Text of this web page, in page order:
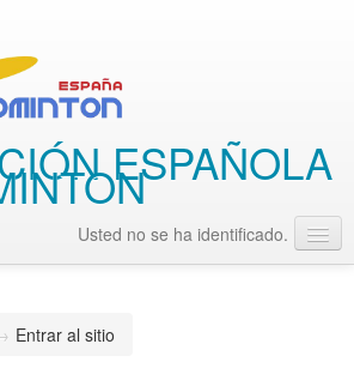
ESPAÑOLA
Usted no se ha identificado.
Entrar al sitio